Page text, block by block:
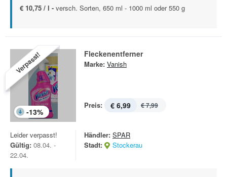
€ 10,75 / l - versch. Sorten, 650 ml - 1000 ml oder 550 g
Verpasst!
-13%
Fleckenentferner
Marke: Vanish
Preis: € 6,99 € 7,99
Leider verpasst!
Gültig: 08.04. -
22.04.
Händler: SPAR
Stadt:
Stockerau